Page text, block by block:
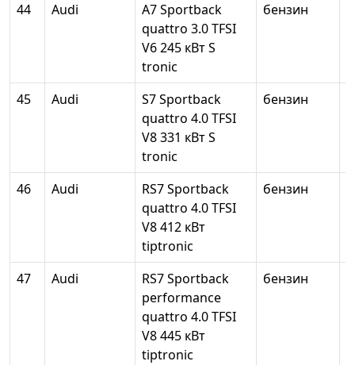
44 Audi
A7 Sportback
quattro 3.0 TFSI
V6 245 кВт S
tronic
бензин
45 Audi
S7 Sportback
quattro 4.0 TFSI
V8 331 кВт S
tronic
бензин
46 Audi
RS7 Sportback
quattro 4.0 TFSI
V8 412 кВт
tiptronic
бензин
47 Audi
RS7 Sportback
performance
quattro 4.0 TFSI
V8 445 кВт
tiptronic
бензин